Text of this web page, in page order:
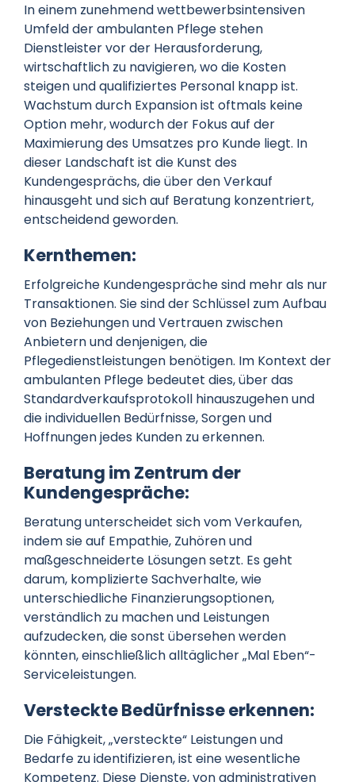
In einem zunehmend wettbewerbsintensiven
Umfeld der ambulanten Pflege stehen
Dienstleister vor der Herausforderung,
wirtschaftlich zu navigieren, wo die Kosten
steigen und qualifiziertes Personal knapp ist.
Wachstum durch Expansion ist oftmals keine
Option mehr, wodurch der Fokus auf der
Maximierung des Umsatzes pro Kunde liegt. In
dieser Landschaft ist die Kunst des
Kundengesprächs, die über den Verkauf
hinausgeht und sich auf Beratung konzentriert,
entscheidend geworden.
Kernthemen:
Erfolgreiche Kundengespräche sind mehr als nur
Transaktionen. Sie sind der Schlüssel zum Aufbau
von Beziehungen und Vertrauen zwischen
Anbietern und denjenigen, die
Pflegedienstleistungen benötigen. Im Kontext der
ambulanten Pflege bedeutet dies, über das
Standardverkaufsprotokoll hinauszugehen und
die individuellen Bedürfnisse, Sorgen und
Hoffnungen jedes Kunden zu erkennen.
Beratung im Zentrum der
Kundengespräche:
Beratung unterscheidet sich vom Verkaufen,
indem sie auf Empathie, Zuhören und
maßgeschneiderte Lösungen setzt. Es geht
darum, komplizierte Sachverhalte, wie
unterschiedliche Finanzierungsoptionen,
verständlich zu machen und Leistungen
aufzudecken, die sonst übersehen werden
könnten, einschließlich alltäglicher „Mal Eben“-
Serviceleistungen.
Versteckte Bedürfnisse erkennen:
Die Fähigkeit, „versteckte“ Leistungen und
Bedarfe zu identifizieren, ist eine wesentliche
Kompetenz. Diese Dienste, von administrativen